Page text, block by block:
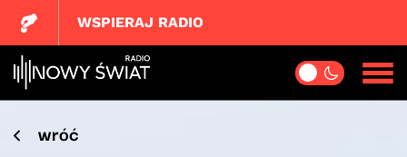
WSPIERAJ RADIO
wróć